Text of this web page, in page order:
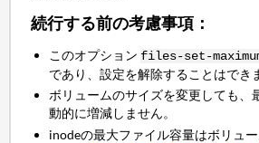
続行する前の考慮事項：
このオプション files-set-
であり、設定を解除することはでき
ボリュームのサイズを変更しても、
動的に増減しません。
inodeの最大ファイル容量はボリュ